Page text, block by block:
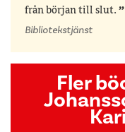
från början till slut.
Bibliotekstjänst
Fler